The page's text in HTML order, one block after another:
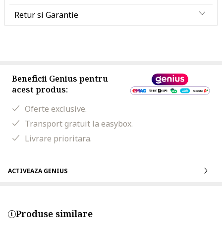
Retur si Garantie
Beneficii Genius pentru
acest produs:
Oferte exclusive.
Transport gratuit la easybox.
Livrare prioritara.
ACTIVEAZA GENIUS
Produse similare